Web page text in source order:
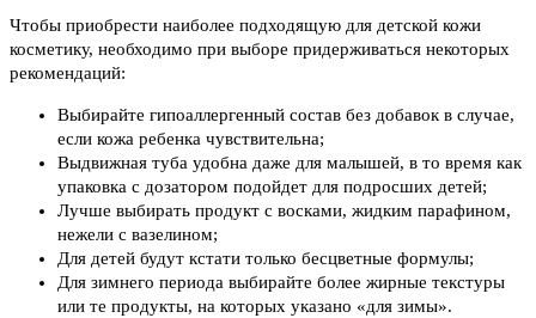
Чтобы приобрести наиболее подходящую для детской кожи
косметику, необходимо при выборе придерживаться некоторых
рекомендаций:
Выбирайте гипоаллергенный состав без добавок в случае,
если кожа ребенка чувствительна;
Выдвижная туба удобна даже для малышей, в то время как
упаковка с дозатором подойдет для подросших детей;
Лучше выбирать продукт с восками, жидким парафином,
нежели с вазелином;
Для детей будут кстати только бесцветные формулы;
Для зимнего периода выбирайте более жирные текстуры
или те продукты, на которых указано «для зимы».